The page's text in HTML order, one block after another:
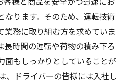
なります。そのため、運転技術
業務に取り組む方を求めていま
長時間の運転や荷物の積み下ろ
面もしっかりとしていることが
、ドライバーの皆様には入社し